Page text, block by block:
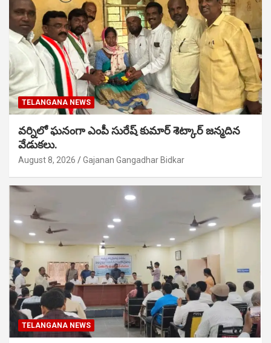
TELANGANA NEWS
వర్నిలో ఘనంగా ఎంపీ సురేష్ కుమార్ శెట్కార్ జన్మదిన
వేడుకలు.
August 8, 2026 Gajanan Gangadhar Bidkar
TELANGANA NEWS